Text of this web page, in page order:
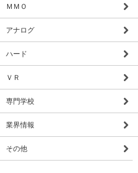
ＭＭＯ
アナログ
ハード
ＶＲ
専門学校
業界情報
その他